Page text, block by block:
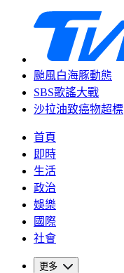
颱風白海豚動態
SBS歌謠大戰
沙拉油致癌物超標
首頁
即時
生活
政治
娛樂
國際
社會
更多